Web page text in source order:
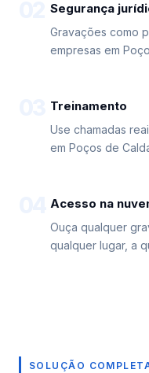
Segurança
Gravações como
empresas em
Treinamento
Use chamadas
em Poços de
Acesso na
Ouça qualquer
qualquer lugar, a
SOLUÇÃO